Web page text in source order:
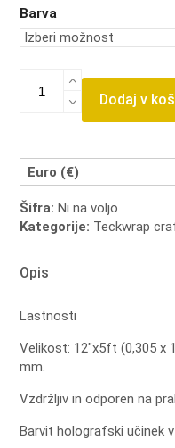
Barva
Teckwrap
opalni
vzorcem
količina
Dodaj v
Euro (€)
Šifra:Ni na voljo
Kategorije: Teckwrap
Opis
Lastnosti
Velikost: 12″x5ft (0,305 x
mm.
Vzdržljiv in odporen na
Barvit holografski učinek